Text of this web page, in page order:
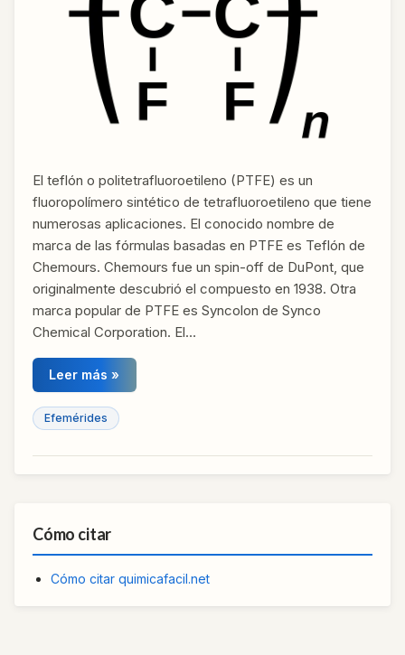
El teflón o politetrafluoroetileno (PTFE) es un
fluoropolímero sintético de tetrafluoroetileno que tiene
numerosas aplicaciones. El conocido nombre de
marca de las fórmulas basadas en PTFE es Teflón de
Chemours. Chemours fue un spin-off de DuPont, que
originalmente descubrió el compuesto en 1938. Otra
marca popular de PTFE es Syncolon de Synco
Chemical Corporation. El…
Leer más »
Efemérides
Cómo citar
Cómo citar quimicafacil.net